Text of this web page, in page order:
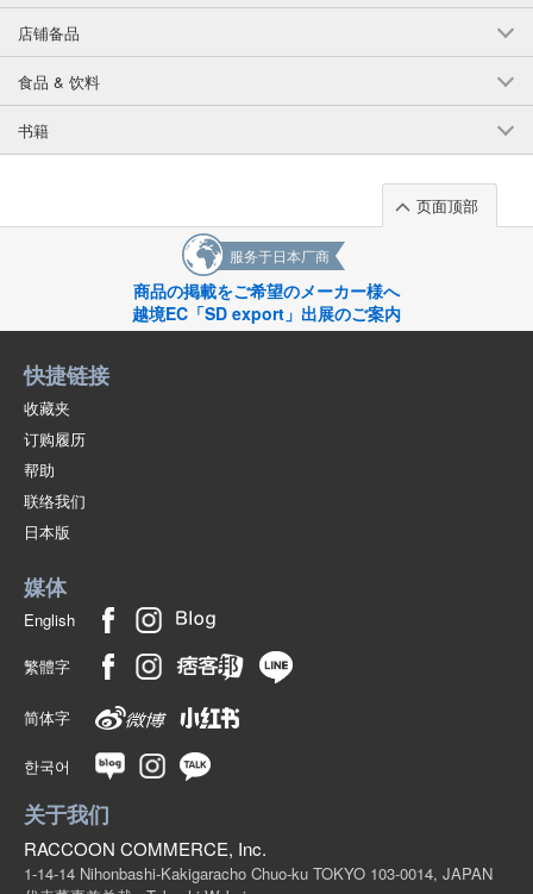
店铺备品
食品 & 饮料
书籍
页面顶部
服务于日本厂商
商品の掲載をご希望のメーカー様へ
越境EC「SD export」出展のご案内
快捷链接
收藏夹
订购履历
帮助
联络我们
日本版
媒体
English
繁體字
简体字
한국어
关于我们
RACCOON COMMERCE, Inc.
1-14-14 Nihonbashi-Kakigaracho Chuo-ku TOKYO 103-0014, JAPAN